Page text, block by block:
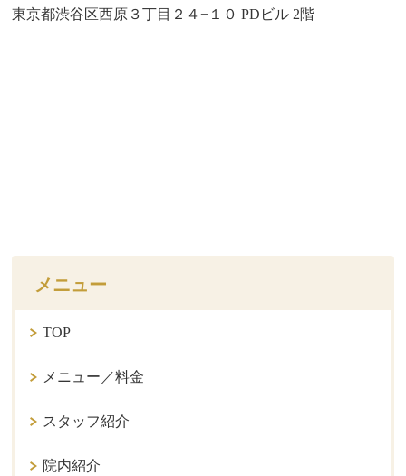
東京都渋谷区西原３丁目２４−１０ PDビル 2階
メニュー
TOP
メニュー／料金
スタッフ紹介
院内紹介